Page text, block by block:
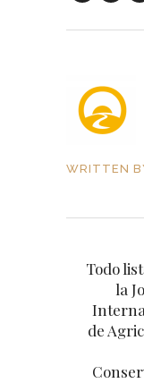
WRITTEN
Todo
la
de